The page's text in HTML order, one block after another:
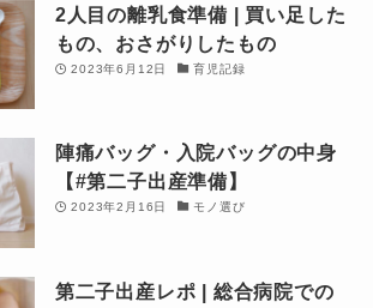
2人目の離乳食準備 | 買い足した
もの、おさがりしたもの
2023年6月12日 育児記録
陣痛バッグ・入院バッグの中身
【#第二子出産準備】
2023年2月16日 モノ選び
第二子出産レポ | 総合病院での